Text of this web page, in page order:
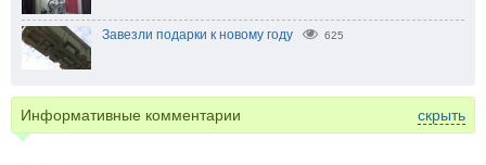
Завезли подарки к новому году 625
Информативные комментарии скрыть